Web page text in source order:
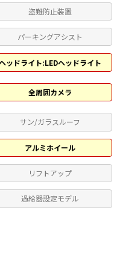
盗難防止装置
パーキングアシスト
ッドライト:LEDヘッドライト
全周囲カメラ
サン/ガラスルーフ
アルミホイール
リフトアップ
過給器設定モデル